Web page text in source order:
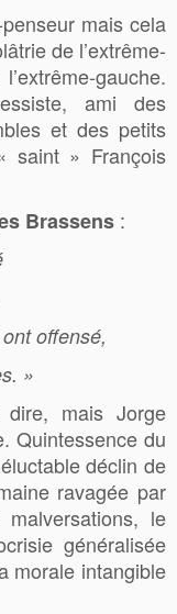
mais cela
de l’extrême-
gauche.
ami des
et des petits
saint » François
Brassens :
offensé,
»
mais Jorge
Quintessence du
déclin de
ravagée par
le
généralisée
morale intangible